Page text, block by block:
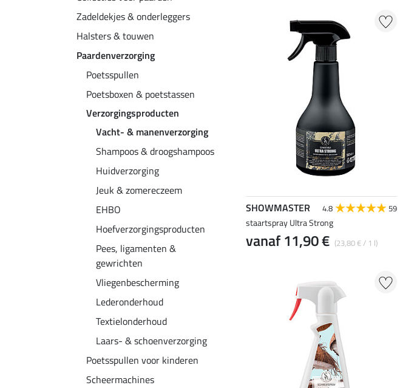
Zadeldekjes & onderleggers
Halsters & touwen
Paardenverzorging
Poetsspullen
Poetsboxen & poetstassen
Verzorgingsproducten
Vacht- & manenverzorging
Shampoos & droogshampoos
Huidverzorging
Jeuk & zomereczeem
EHBO
Hoefverzorgingsproducten
Pees, ligamenten &
gewrichten
Vliegenbescherming
Lederonderhoud
Textielonderhoud
Laars- & schoenverzorging
Poetsspullen voor kinderen
Scheermachines
SHOWMASTER 4.8 59
staartspray Ultra Strong
vanaf 11,90 € (23,80 € / 1 l)